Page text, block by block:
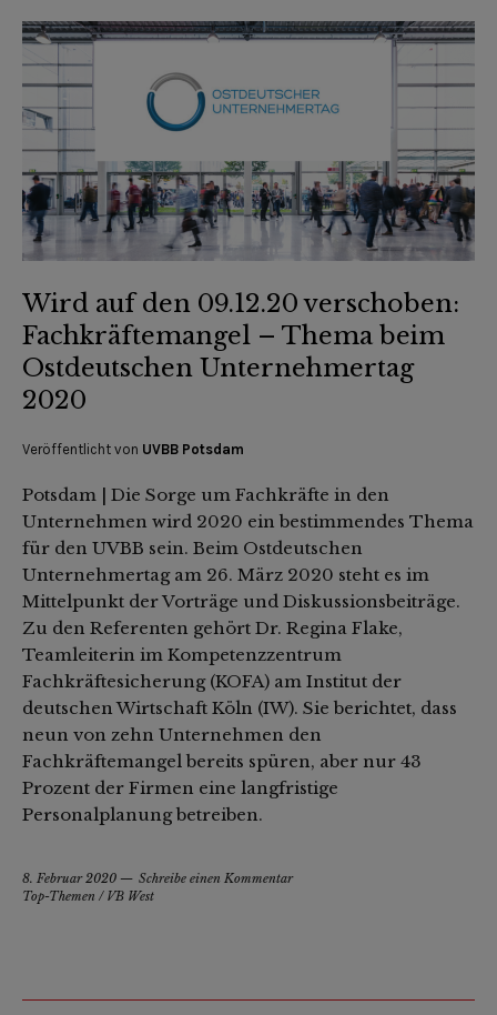
Wird auf den 09.12.20 verschoben:
Fachkräftemangel – Thema beim
Ostdeutschen Unternehmertag
2020
Veröffentlicht von UVBB Potsdam
Potsdam | Die Sorge um Fachkräfte in den
Unternehmen wird 2020 ein bestimmendes Thema
für den UVBB sein. Beim Ostdeutschen
Unternehmertag am 26. März 2020 steht es im
Mittelpunkt der Vorträge und Diskussionsbeiträge.
Zu den Referenten gehört Dr. Regina Flake,
Teamleiterin im Kompetenzzentrum
Fachkräftesicherung (KOFA) am Institut der
deutschen Wirtschaft Köln (IW). Sie berichtet, dass
neun von zehn Unternehmen den
Fachkräftemangel bereits spüren, aber nur 43
Prozent der Firmen eine langfristige
Personalplanung betreiben.
8. Februar 2020
Schreibe einen Kommentar
Top-Themen / VB West